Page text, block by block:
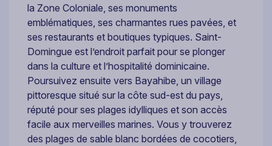
la Zone Coloniale, ses monuments
emblématiques, ses charmantes rues pavées, et
ses restaurants et boutiques typiques. Saint-
Domingue est l’endroit parfait pour se plonger
dans la culture et l’hospitalité dominicaine.
Poursuivez ensuite vers Bayahibe, un village
pittoresque situé sur la côte sud-est du pays,
réputé pour ses plages idylliques et son accès
facile aux merveilles marines. Vous y trouverez
des plages de sable blanc bordées de cocotiers,